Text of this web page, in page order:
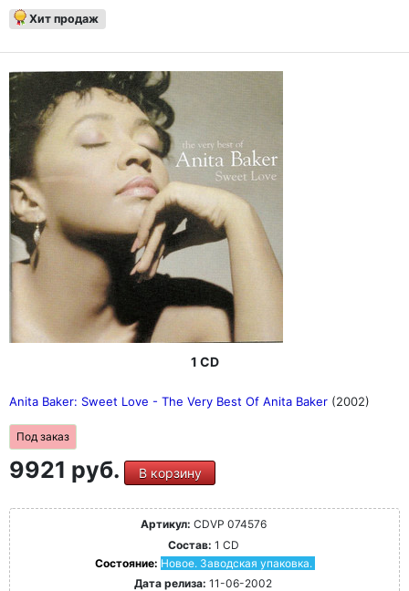
Хит продаж
1 CD
Anita Baker: Sweet Love - The Very Best Of Anita Baker (2002)
Под заказ
9921 руб. В корзину
Артикул: CDVP 074576
Состав: 1 CD
Состояние: Новое. Заводская упаковка.
Дата релиза: 11-06-2002